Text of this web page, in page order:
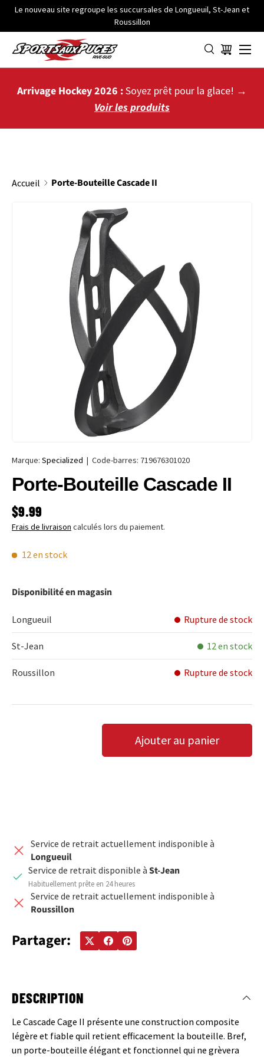
ALLER AU CONTENU
Le nouveau site regroupe les succursales de Longueuil, St-Jean et
Roussillon
Panier
Menu
Arrivage Hockey 2026 :Soyez prêt pour la glace! →
Voir les produits
Accueil Porte-Bouteille Cascade II
PASSER AUX INFORMATIONS PRODUITS
Marque: Specialized | Code-barres: 719676301020
Porte-Bouteille Cascade II
PRIX HABITUEL
$9.99
Frais de livraison calculés lors du paiement.
12 en stock
Disponibilité en magasin
Longueuil Rupture de stock
St-Jean 12 en stock
Roussillon Rupture de stock
DIMINUER LA QUANTITÉ
AUGMENTER LA QUANTITÉ
Ajouter au panier
Service de retrait actuellement indisponible à
Longueuil
Service de retrait disponible à St-Jean
Habituellement prête en 24 heures
Service de retrait actuellement indisponible à
Roussillon
Partager:
DESCRIPTION
Le Cascade Cage II présente une construction composite
légère et fiable quil retient efficacement la bouteille. Bref,
un porte-bouteille élégant et fonctionnel qui ne grèvera